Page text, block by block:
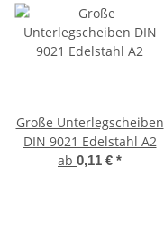
Große Unterlegscheiben
DIN 9021 Edelstahl A2
ab 0,11 € *